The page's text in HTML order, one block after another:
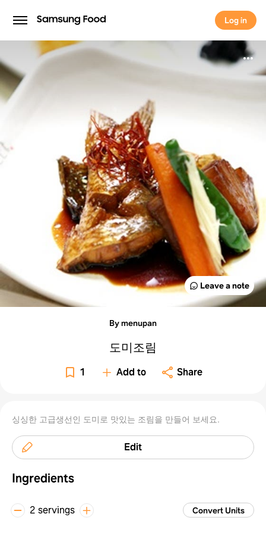
Log in
Log in
Leave a note
By menupan
도미조림
1 Add to Share
싱싱한 고급생선인 도미로 맛있는 조림을 만들어 보세요.
Edit
Ingredients
2 servings Convert Units